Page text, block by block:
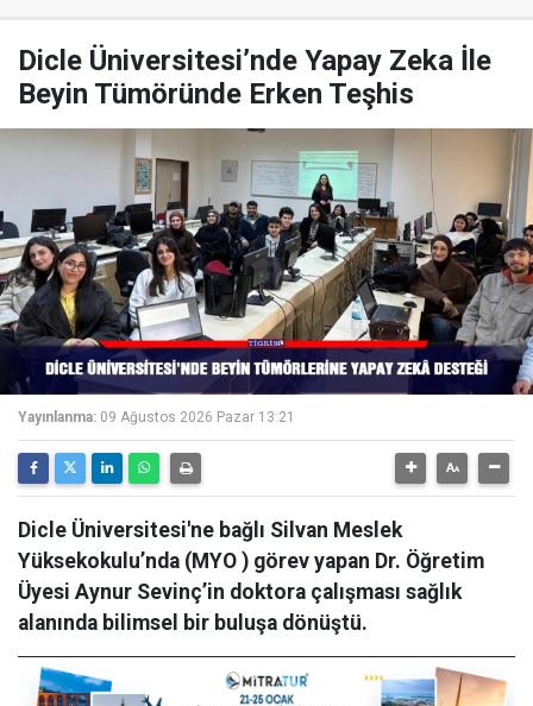
Dicle Üniversitesi’nde Yapay Zeka İle
Beyin Tümöründe Erken Teşhis
Yayınlanma: 09 Ağustos 2026 Pazar 13:21
Dicle Üniversitesi'ne bağlı Silvan Meslek
Yüksekokulu’nda (MYO ) görev yapan Dr. Öğretim
Üyesi Aynur Sevinç’in doktora çalışması sağlık
alanında bilimsel bir buluşa dönüştü.